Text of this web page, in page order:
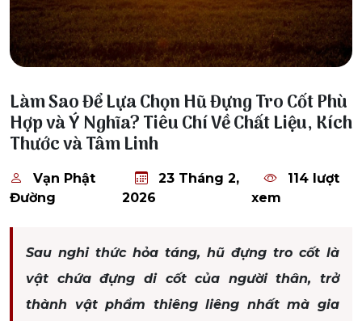
Làm Sao Để Lựa Chọn Hũ Đựng Tro Cốt Phù
Hợp và Ý Nghĩa? Tiêu Chí Về Chất Liệu, Kích
Thước và Tâm Linh
Vạn Phật
Đường
23 Tháng 2,
2026
114 lượt
xem
Sau nghi thức hỏa táng, hũ đựng tro cốt là
vật chứa đựng di cốt của người thân, trở
thành vật phẩm thiêng liêng nhất mà gia